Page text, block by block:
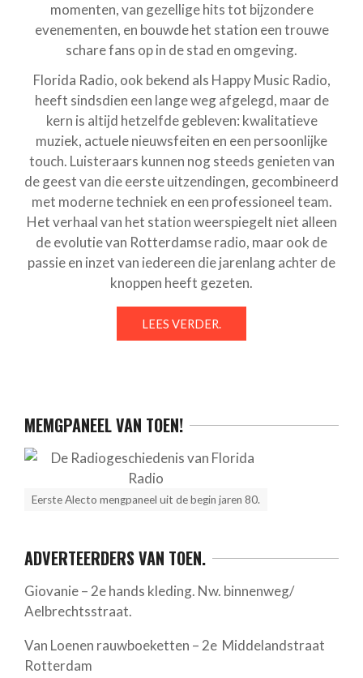
momenten, van gezellige hits tot bijzondere
evenementen, en bouwde het station een trouwe
schare fans op in de stad en omgeving.
Florida Radio, ook bekend als Happy Music Radio,
heeft sindsdien een lange weg afgelegd, maar de
kern is altijd hetzelfde gebleven: kwalitatieve
muziek, actuele nieuwsfeiten en een persoonlijke
touch. Luisteraars kunnen nog steeds genieten van
de geest van die eerste uitzendingen, gecombineerd
met moderne techniek en een professioneel team.
Het verhaal van het station weerspiegelt niet alleen
de evolutie van Rotterdamse radio, maar ook de
passie en inzet van iedereen die jarenlang achter de
knoppen heeft gezeten.
LEES VERDER.
MEMGPANEEL VAN TOEN!
Eerste Alecto mengpaneel uit de begin jaren 80.
ADVERTEERDERS VAN TOEN.
Giovanie – 2e hands kleding. Nw. binnenweg/
Aelbrechtsstraat.
Van Loenen rauwboeketten – 2e Middelandstraat
Rotterdam